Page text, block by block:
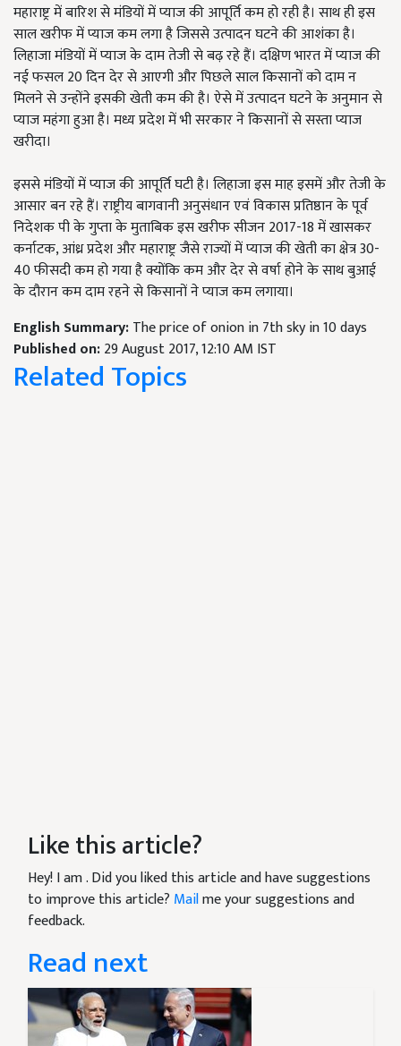
महाराष्ट्र में बारिश से मंडियों में प्याज की आपूर्ति कम हो रही है। साथ ही इस
साल खरीफ में प्याज कम लगा है जिससे उत्पादन घटने की आशंका है।
लिहाजा मंडियों में प्याज के दाम तेजी से बढ़ रहे हैं। दक्षिण भारत में प्याज की
नई फसल 20 दिन देर से आएगी और पिछले साल किसानों को दाम न
मिलने से उन्होंने इसकी खेती कम की है। ऐसे में उत्पादन घटने के अनुमान से
प्याज महंगा हुआ है। मध्य प्रदेश में भी सरकार ने किसानों से सस्ता प्याज
खरीदा।
इससे मंडियों में प्याज की आपूर्ति घटी है। लिहाजा इस माह इसमें और तेजी के
आसार बन रहे हैं। राष्ट्रीय बागवानी अनुसंधान एवं विकास प्रतिष्ठान के पूर्व
निदेशक पी के गुप्ता के मुताबिक इस खरीफ सीजन 2017-18 में खासकर
कर्नाटक, आंध्र प्रदेश और महाराष्ट्र जैसे राज्यों में प्याज की खेती का क्षेत्र 30-
40 फीसदी कम हो गया है क्योंकि कम और देर से वर्षा होने के साथ बुआई
के दौरान कम दाम रहने से किसानों ने प्याज कम लगाया।
English Summary:The price of onion in 7th sky in 10 days
Published on:29 August 2017, 12:10 AM IST
Related Topics
Like this article?
Hey! I am. Did you liked this article and have suggestions
to improve this article? Mailme your suggestions and
feedback.
Read next